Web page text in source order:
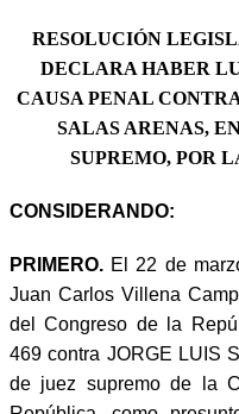
RESOLUCIÓN
DECLARA HABER
CAUSA PENAL
SALAS ARENAS,
SUPREMO, POR
CONSIDERANDO:
PRIMERO. El 22 de
Juan Carlos Villena
del Congreso de la
469 contra JORGE LUIS
de juez supremo de la